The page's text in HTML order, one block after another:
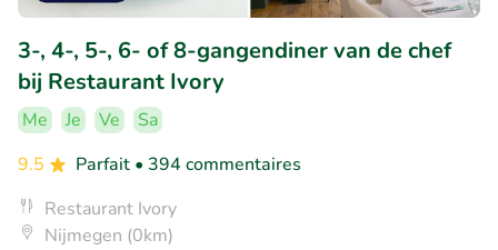
3-, 4-, 5-, 6- of 8-gangendiner van de chef
bij Restaurant Ivory
Me Je Ve
Sa
9.5
Parfait • 394 commentaires
Restaurant Ivory
Nijmegen (0km)